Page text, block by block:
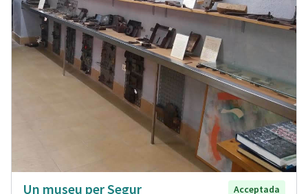
Un museu per Segur Acceptada